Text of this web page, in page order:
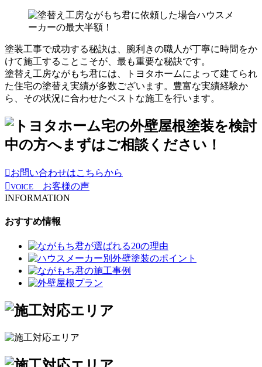
塗装工事で成功する秘訣は、腕利きの職人が丁寧に時間をか
けて施工することこそが、最も重要な秘訣です。
塗替え工房ながもち君には、
トヨタホームによって建てられ
た住宅の塗替え実績が多数ございます。豊富な実績経験か
ら、その状況に合わせたベストな施工を行います。
お問い合わせはこちらから
VOICE
お客様の声
INFORMATION
おすすめ情報